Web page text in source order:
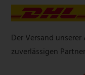
Werbegeschenke
Zahlungsarten
Versandarten
Wissenswertes über
Der Versand
zuverlässigen